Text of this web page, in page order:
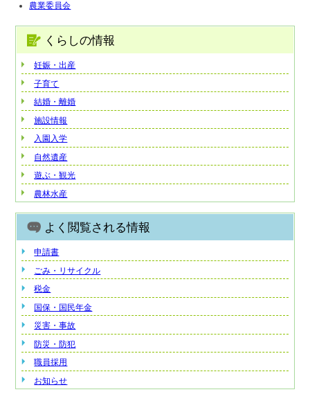
農業委員会
くらしの情報
妊娠・出産
子育て
結婚・離婚
施設情報
入園入学
自然遺産
遊ぶ・観光
農林水産
よく閲覧される情報
申請書
ごみ・リサイクル
税金
国保・国民年金
災害・事故
防災・防犯
職員採用
お知らせ